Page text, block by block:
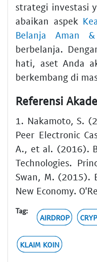
strategi investasi
abaikan aspek
Belanja Aman
berbelanja.
hati, aset Anda
berkembang di
Referensi
1. Nakamoto, S.
Peer Electronic
A., et al. (2016).
Technologies.
Swan, M. (2015).
New Economy.
Tag:
AIRDROP
KLAIM KOIN